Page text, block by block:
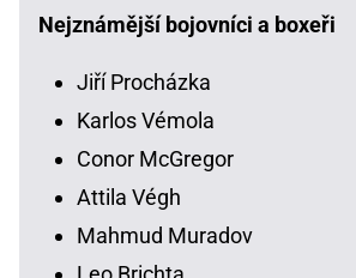
Nejznámější bojovníci a boxeři
Jiří Procházka
Karlos Vémola
Conor McGregor
Attila Végh
Mahmud Muradov